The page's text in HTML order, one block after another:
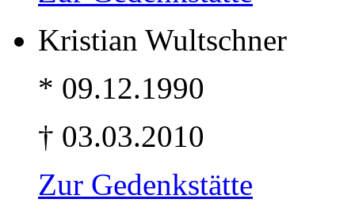
Kristian Wultschner
* 09.12.1990
† 03.03.2010
Zur Gedenkstätte